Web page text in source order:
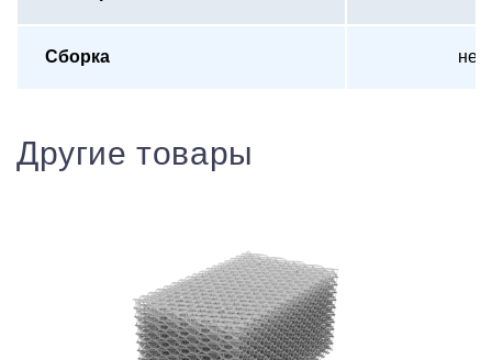
Сборка не
Другие товары